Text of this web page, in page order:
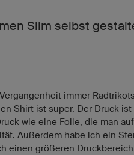
Slim selbst
immer
Shirt ist super. Der Druck
wie eine Folie, die man
Außerdem habe ich ein
einen größeren